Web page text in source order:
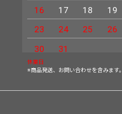
16
17 18 19
23
24 25 26
30
31
休業日
※商品発送、お問い合わせを含みます。